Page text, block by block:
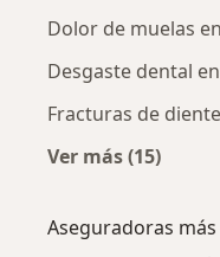
Dolor de muelas
Desgaste dental
Fracturas de
Ver más (15)
Aseguradoras